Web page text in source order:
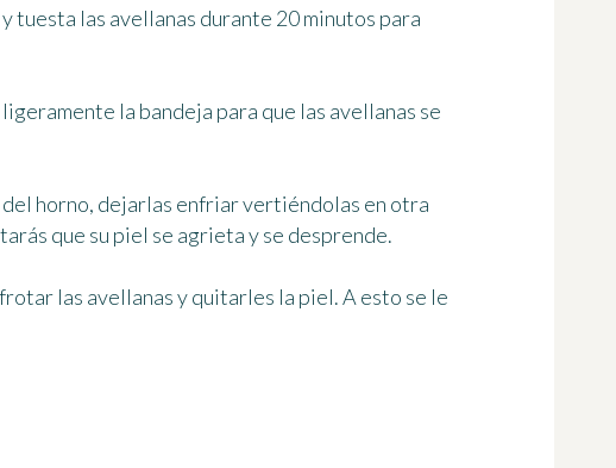
tuesta las avellanas durante 20 minutos para
la bandeja para que las avellanas se
del horno, dejarlas enfriar vertiéndolas en otra
que su piel se agrieta y se desprende.
las avellanas y quitarles la piel. A esto se le